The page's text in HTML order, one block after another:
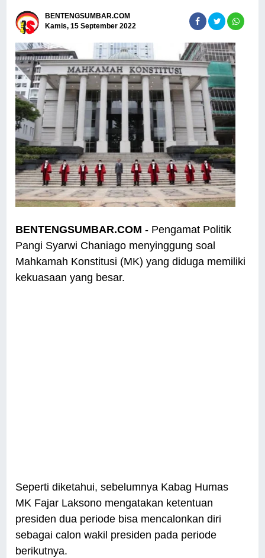
BENTENGSUMBAR.COM
Kamis, 15 September 2022
BENTENGSUMBAR.COM - Pengamat Politik
Pangi Syarwi Chaniago menyinggung soal
Mahkamah Konstitusi (MK) yang diduga memiliki
kekuasaan yang besar.
Seperti diketahui, sebelumnya Kabag Humas
MK Fajar Laksono mengatakan ketentuan
presiden dua periode bisa mencalonkan diri
sebagai calon wakil presiden pada periode
berikutnya.